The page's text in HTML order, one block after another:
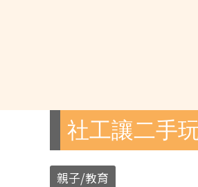
社工讓二手
親子/教育